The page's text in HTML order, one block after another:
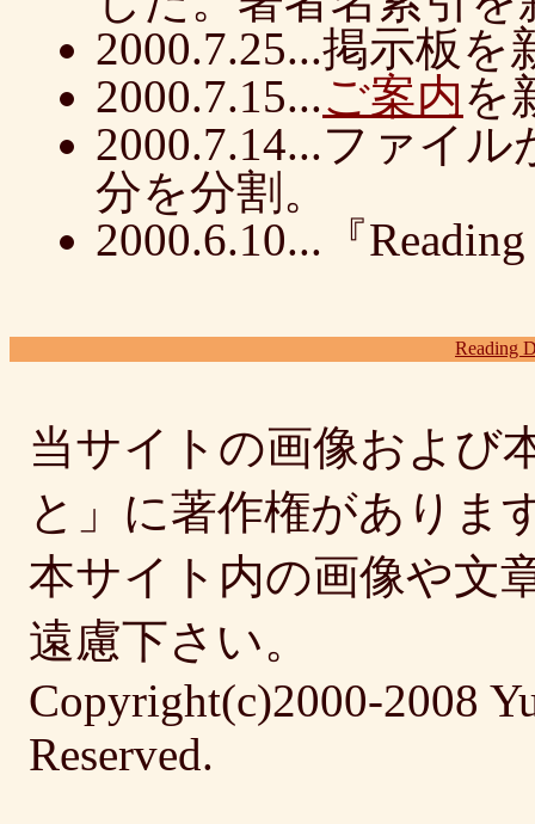
2000.7.25...掲示板を
2000.7.15...ご案内を
2000.7.14...ファイ
分を分割。
2000.6.10...『
Reading
当サイトの画像および
と」に著作権がありま
本サイト内の画像や文
遠慮下さい。
Copyright(c)2000-2008
Reserved.